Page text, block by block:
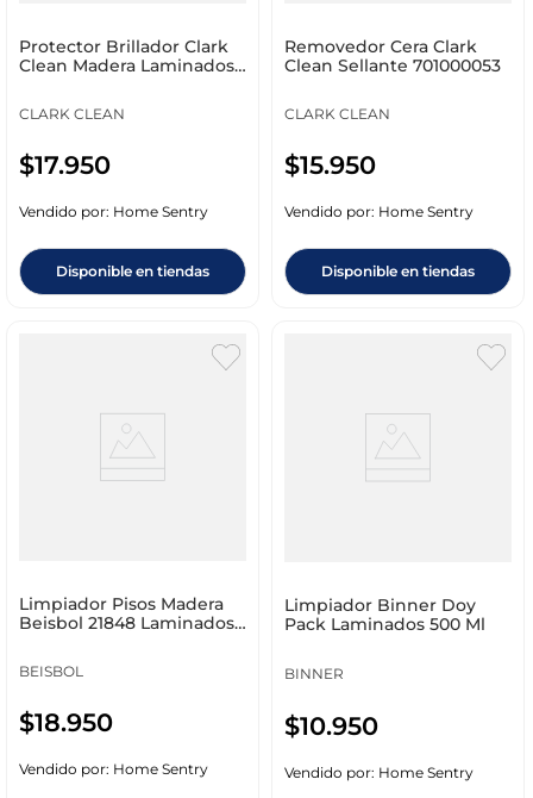
Protector Brillador Clark
Clean Madera Laminados
CLARK CLEAN
$17.950
Vendido por: Home Sentry
Disponible en tiendas
Removedor Cera Clark
Clean Sellante 701000053
CLARK CLEAN
$15.950
Vendido por: Home Sentry
Disponible en tiendas
Limpiador Pisos Madera
Beisbol 21848 Laminados
BEISBOL
$18.950
Vendido por: Home Sentry
Limpiador Binner Doy
Pack Laminados 500 Ml
BINNER
$10.950
Vendido por: Home Sentry